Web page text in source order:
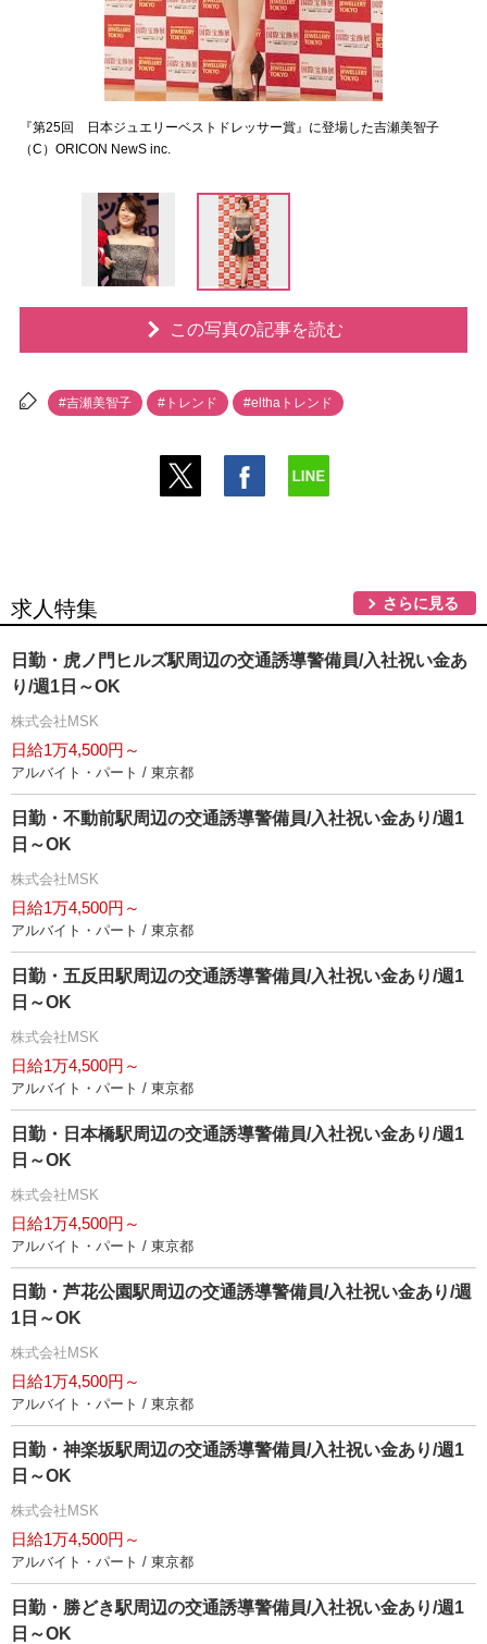
『第25回 日本ジュエリーベストドレッサー賞』に登場した吉瀬美智子
（C）ORICON NewS inc.
この写真の記事を読む
#吉瀬美智子 #トレンド #elthaトレンド
求人特集 さらに見る
日勤・虎ノ門ヒルズ駅周辺の交通誘導警備員/入社祝い金あ
り/週1日～OK
株式会社MSK
日給1万4,500円～
アルバイト・パート / 東京都
日勤・不動前駅周辺の交通誘導警備員/入社祝い金あり/週1
日～OK
株式会社MSK
日給1万4,500円～
アルバイト・パート / 東京都
日勤・五反田駅周辺の交通誘導警備員/入社祝い金あり/週1
日～OK
株式会社MSK
日給1万4,500円～
アルバイト・パート / 東京都
日勤・日本橋駅周辺の交通誘導警備員/入社祝い金あり/週1
日～OK
株式会社MSK
日給1万4,500円～
アルバイト・パート / 東京都
日勤・芦花公園駅周辺の交通誘導警備員/入社祝い金あり/週
1日～OK
株式会社MSK
日給1万4,500円～
アルバイト・パート / 東京都
日勤・神楽坂駅周辺の交通誘導警備員/入社祝い金あり/週1
日～OK
株式会社MSK
日給1万4,500円～
アルバイト・パート / 東京都
日勤・勝どき駅周辺の交通誘導警備員/入社祝い金あり/週1
日～OK